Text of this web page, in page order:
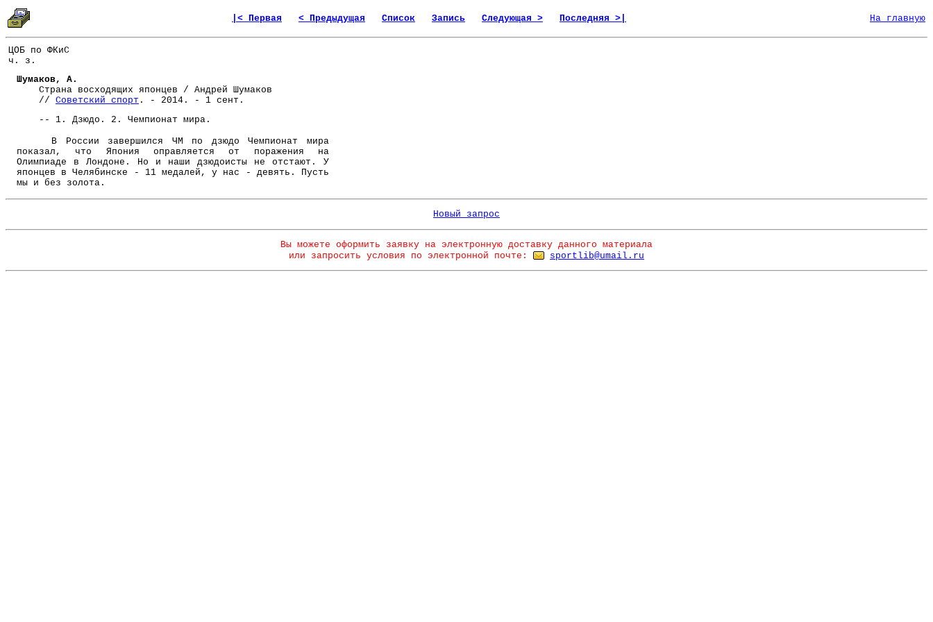
|< Первая < Предыдущая Список Запись Следующая > Последняя >| На главную
ЦОБ по ФКиС
ч. з.
Шумаков, А.
Страна восходящих японцев / Андрей Шумаков
// Советский спорт . - 2014. - 1 сент.
-- 1. Дзюдо. 2. Чемпионат мира.
В России завершился ЧМ по дзюдо Чемпионат мира
показал, что Япония оправляется от поражения на
Олимпиаде в Лондоне. Но и наши дзюдоисты не отстают. У
японцев в Челябинске - 11 медалей, у нас - девять. Пусть
мы и без золота.
Новый запрос
Вы можете оформить заявку на электронную доставку данного материала
или запросить условия по электронной почте:
sportlib@umail.ru